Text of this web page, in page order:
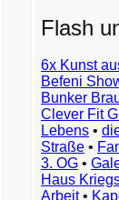
Flash
6x Kunst
Befeni
Bunker
Clever Fit
Lebens •
Straße •
3. OG •
Haus
Arbeit•